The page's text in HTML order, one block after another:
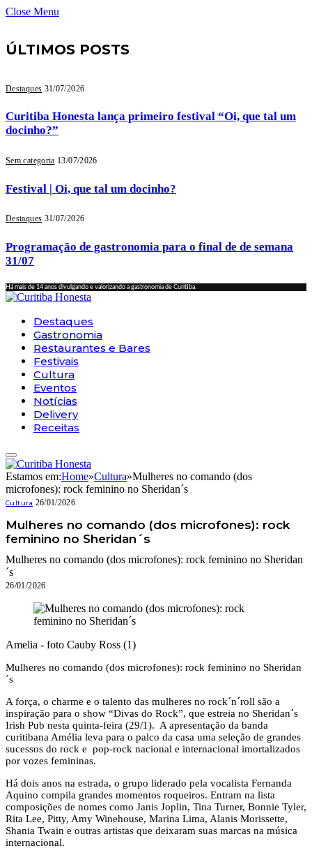
Close Menu
ÚLTIMOS POSTS
Destaques 31/07/2026
Curitiba Honesta lança primeiro festival “Oi, que tal um
docinho?”
Sem categoria 13/07/2026
Festival | Oi, que tal um docinho?
Destaques 31/07/2026
Programação de gastronomia para o final de de semana
31/07
Há mais de 14 anos divulgando e valorizando a gastronomia de Curitiba.
Destaques
Gastronomia
Restaurantes e Bares
Festivais
Cultura
Eventos
Notícias
Delivery
Receitas
Estamos em:Home»Cultura»Mulheres no comando (dos
microfones): rock feminino no Sheridan´s
Cultura 26/01/2026
Mulheres no comando (dos microfones): rock
feminino no Sheridan´s
Mulheres no comando (dos microfones): rock feminino no Sheridan
´s
26/01/2026
Amelia - foto Cauby Ross (1)
Mulheres no comando (dos microfones): rock feminino no Sheridan
´s
A força, o charme e o talento das mulheres no rock´n´roll são a
inspiração para o show “Divas do Rock”, que estreia no Sheridan´s
Irish Pub nesta quinta-feira (29/1). A apresentação da banda
curitibana Amélia leva para o palco da casa uma seleção de grandes
sucessos do rock e pop-rock nacional e internacional imortalizados
por vozes femininas.
Há dois anos na estrada, o grupo liderado pela vocalista Fernanda
Aquino compila grandes momentos roqueiros. Entram na lista
composições de nomes como Janis Joplin, Tina Turner, Bonnie Tyler,
Rita Lee, Pitty, Amy Winehouse, Marina Lima, Alanis Morissette,
Shania Twain e outras artistas que deixaram suas marcas na música
internacional.